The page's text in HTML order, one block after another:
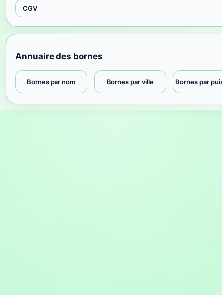
CGV
Annuaire des bornes
Bornes par nom Bornes par ville Bornes par